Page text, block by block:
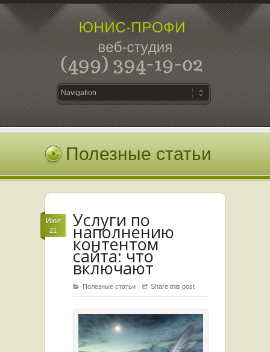
Полезные статьи
Июл
21 Услуги по
наполнению
контентом
сайта: что
включают
Полезные статьи Share this post